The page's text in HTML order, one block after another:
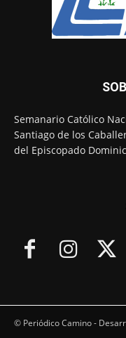
Semanario Católico
Santiago de los
del Episcopado
© Periódico Camino -